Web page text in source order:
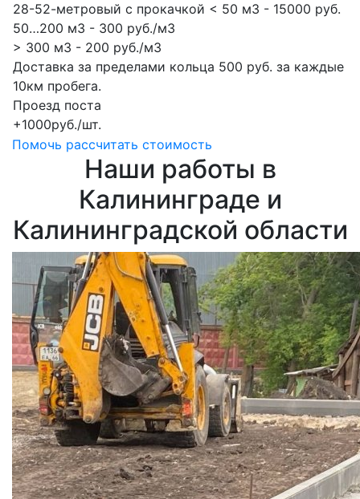
28-52-метровый с прокачкой < 50 м3 - 15000 руб.
50…200 м3 - 300 руб./м3
> 300 м3 - 200 руб./м3
Доставка за пределами кольца 500 руб. за каждые
10км пробега.
Проезд поста
+1000руб./шт.
Помочь рассчитать стоимость
Наши работы в
Калининграде и
Калининградской области